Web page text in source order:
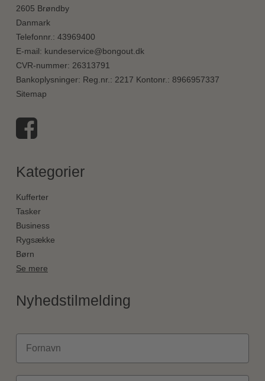
2605 Brøndby
Danmark
Telefonnr. : 43969400
E-mail: kundeservice@bongout.dk
CVR-nummer: 26313791
Bankoplysninger: Reg.nr.: 2217 Kontonr.: 8966957337
Sitemap
Kategorier
Kufferter
Tasker
Business
Rygsække
Børn
Se mere
Nyhedstilmelding
Fornavn